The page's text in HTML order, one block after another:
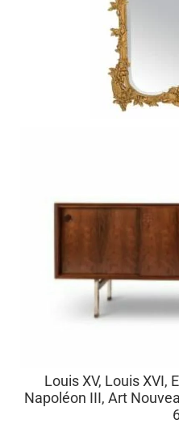
Louis XV, Louis XVI,
Napoléon III, Art